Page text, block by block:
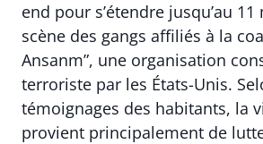
end pour s’étendre jusqu’au
scène des gangs affiliés à la
Ansanm”, une organisation
terroriste par les États-Unis.
témoignages des habitants, la
provient principalement de